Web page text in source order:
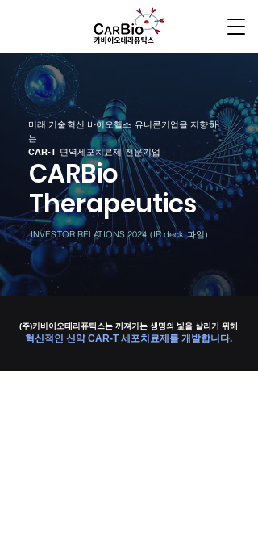
미래 기술혁신 바이오헬스 유니콘기업을 지향하
는
CAR-T 면역세포치료제 전문기업
CARBio
Therapeutics
INVESTOR RELATIONS 2024 (IR deck 파일)
(주)​카바이오테라퓨틱스는 꺼져가는 생명의 빛을 살리기 위해
혁신적인 신약 CAR-T 세포치료제를 개발합니다.